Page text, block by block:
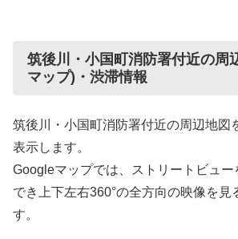
筑後川・小国町消防署付近の周
マップ)・渋滞情報
筑後川・小国町消防署付近の周辺地図
表示します。
Googleマップでは、ストリートビュ
でき上下左右360°の全方向の映像を見
す。